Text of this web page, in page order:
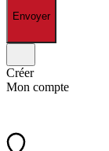
Envoyer
Créer
Mon compte